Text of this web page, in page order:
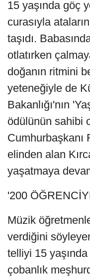
15 yaşında göç
curasıyla
taşıdı.
otlatırken
doğanın ritmini
yeteneğiyle de
Bakanlığı'nın
ödülünün sahibi
Cumhurbaşkanı
elinden alan
yaşatmaya
'200
Müzik
verdiğini
telliyi 15
çobanlık